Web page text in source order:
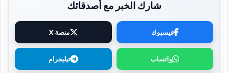
شارك الخبر مع أصدقائك
فيسبوك منصة X
واتساب تيليجرام